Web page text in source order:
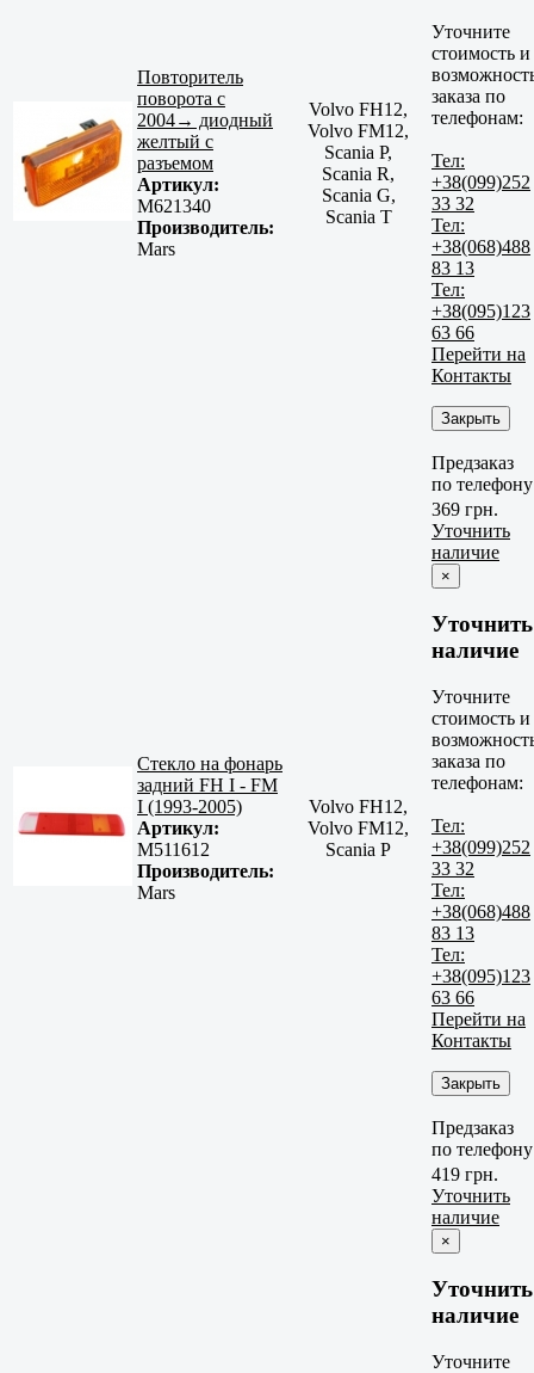
Повторитель
поворота с
2004→ диодный
желтый с
разъемом
Артикул:
M621340
Производитель:
Mars
Volvo FH12,
Volvo FM12,
Scania P,
Scania R,
Scania G,
Scania T
Уточните
стоимость и
заказа по
телефонам:
Тел:
+38(099)252
33 32
Тел:
+38(068)488
83 13
Тел:
+38(095)123
63 66
Перейти на
Контакты
Закрыть
Предзаказ
по телефону
Стекло на фонарь
задний FH I - FM
I (1993-2005)
Артикул:
M511612
Производитель:
Mars
Volvo FH12,
Volvo FM12,
Scania P
369 грн.
Уточнить
наличие
×
Уточнить
наличие
Уточните
стоимость и
заказа по
телефонам:
Тел:
+38(099)252
33 32
Тел:
+38(068)488
83 13
Тел:
+38(095)123
63 66
Перейти на
Контакты
Закрыть
Предзаказ
по телефону
419 грн.
Уточнить
наличие
×
Уточнить
наличие
Уточните